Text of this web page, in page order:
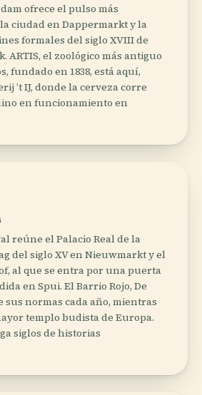
ofrece el pulso más
ciudad en Dappermarkt y la
formales del siglo XVIII de
ARTIS, el zoológico más antiguo
fundado en 1838, está aquí,
’t IJ, donde la cerveza corre
en funcionamiento en
reúne el Palacio Real de la
del siglo XV en Nieuwmarkt y el
al que se entra por una puerta
en Spui. El Barrio Rojo, De
normas cada año, mientras
templo budista de Europa.
siglos de historias